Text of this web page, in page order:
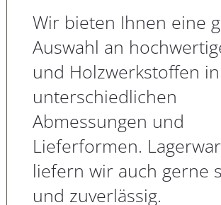
Wir bieten Ihnen eine
Auswahl an
und Holzwerkstoffen in
unterschiedlichen
Abmessungen und
Lieferformen.
liefern wir auch gerne
und zuverlässig.